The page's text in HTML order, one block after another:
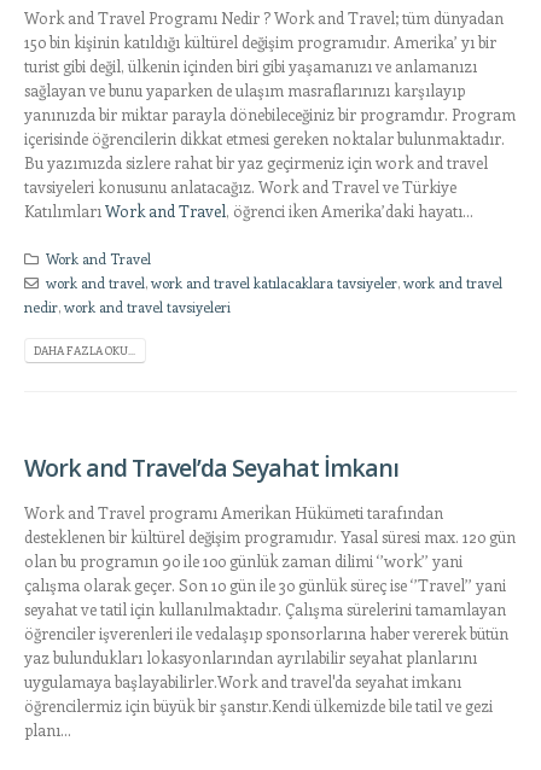
Work and Travel Programı Nedir ? Work and Travel; tüm dünyadan
150 bin kişinin katıldığı kültürel değişim programıdır. Amerika’ yı bir
turist gibi değil, ülkenin içinden biri gibi yaşamanızı ve anlamanızı
sağlayan ve bunu yaparken de ulaşım masraflarınızı karşılayıp
yanınızda bir miktar parayla dönebileceğiniz bir programdır. Program
içerisinde öğrencilerin dikkat etmesi gereken noktalar bulunmaktadır.
Bu yazımızda sizlere rahat bir yaz geçirmeniz için work and travel
tavsiyeleri konusunu anlatacağız. Work and Travel ve Türkiye
Katılımları Work and Travel, öğrenci iken Amerika’daki hayatı...
Work and Travel
work and travel,work and travel katılacaklara tavsiyeler,work and travel
nedir,work and travel tavsiyeleri
DAHA FAZLA OKU...
Work and Travel’da Seyahat İmkanı
Work and Travel programı Amerikan Hükümeti tarafından
desteklenen bir kültürel değişim programıdır. Yasal süresi max. 120 gün
olan bu programın 90 ile 100 günlük zaman dilimi ‘’work’’ yani
çalışma olarak geçer. Son 10 gün ile 30 günlük süreç ise ‘’Travel’’ yani
seyahat ve tatil için kullanılmaktadır. Çalışma sürelerini tamamlayan
öğrenciler işverenleri ile vedalaşıp sponsorlarına haber vererek bütün
yaz bulundukları lokasyonlarından ayrılabilir seyahat planlarını
uygulamaya başlayabilirler.Work and travel'da seyahat imkanı
öğrencilermiz için büyük bir şanstır.Kendi ülkemizde bile tatil ve gezi
planı...